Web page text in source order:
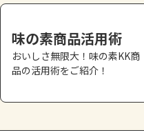
味の素商品活用術
おいしさ無限大！味の素KK商
品の活用術をご紹介！